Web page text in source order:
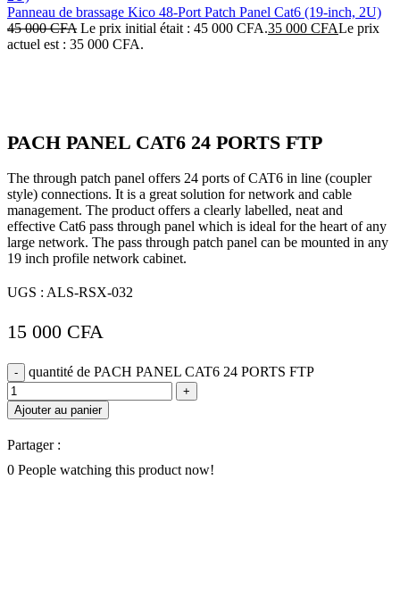
Panneau de brassage Kico 48-Port Patch Panel Cat6 (19-inch, 2U)
45 000CFA Le prix initial était : 45 000 CFA.35 000 CFALe prix
actuel est : 35 000 CFA.
PACH PANEL CAT6 24 PORTS FTP
The through patch panel offers 24 ports of CAT6 in line (coupler
style) connections. It is a great solution for network and cable
management. The product offers a clearly labelled, neat and
effective Cat6 pass through panel which is ideal for the heart of any
large network. The pass through patch panel can be mounted in any
19 inch profile network cabinet.
UGS : ALS-RSX-032
15 000 CFA
quantité de PACH PANEL CAT6 24 PORTS FTP
Ajouter au panier
Partager :
0 People watching this product now!